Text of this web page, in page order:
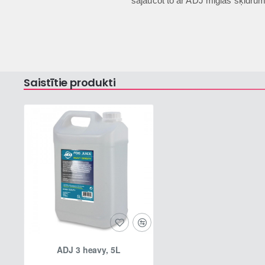
Saistītie produkti
ADJ 3 heavy, 5L